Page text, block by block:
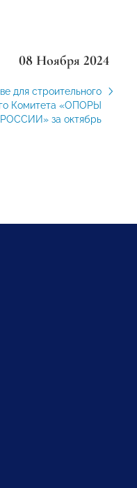
08 Ноября 2024
для строительного
Комитета «ОПОРЫ
РОССИИ» за октябрь